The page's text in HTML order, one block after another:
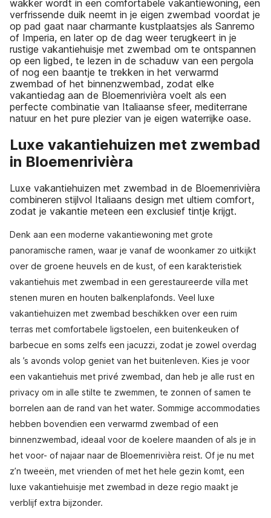
wakker wordt in een comfortabele vakantiewoning, een
verfrissende duik neemt in je eigen zwembad voordat je
op pad gaat naar charmante kustplaatsjes als Sanremo
of Imperia, en later op de dag weer terugkeert in je
rustige vakantiehuisje met zwembad om te ontspannen
op een ligbed, te lezen in de schaduw van een pergola
of nog een baantje te trekken in het verwarmd
zwembad of het binnenzwembad, zodat elke
vakantiedag aan de Bloemenrivièra voelt als een
perfecte combinatie van Italiaanse sfeer, mediterrane
natuur en het pure plezier van je eigen waterrijke oase.
Luxe vakantiehuizen met zwembad
in Bloemenrivièra
Luxe vakantiehuizen met zwembad in de Bloemenrivièra
combineren stijlvol Italiaans design met ultiem comfort,
zodat je vakantie meteen een exclusief tintje krijgt.
Denk aan een moderne vakantiewoning met grote
panoramische ramen, waar je vanaf de woonkamer zo uitkijkt
over de groene heuvels en de kust, of een karakteristiek
vakantiehuis met zwembad in een gerestaureerde villa met
stenen muren en houten balkenplafonds. Veel luxe
vakantiehuizen met zwembad beschikken over een ruim
terras met comfortabele ligstoelen, een buitenkeuken of
barbecue en soms zelfs een jacuzzi, zodat je zowel overdag
als ’s avonds volop geniet van het buitenleven. Kies je voor
een vakantiehuis met privé zwembad, dan heb je alle rust en
privacy om in alle stilte te zwemmen, te zonnen of samen te
borrelen aan de rand van het water. Sommige accommodaties
hebben bovendien een verwarmd zwembad of een
binnenzwembad, ideaal voor de koelere maanden of als je in
het voor- of najaar naar de Bloemenrivièra reist. Of je nu met
z’n tweeën, met vrienden of met het hele gezin komt, een
luxe vakantiehuisje met zwembad in deze regio maakt je
verblijf extra bijzonder.